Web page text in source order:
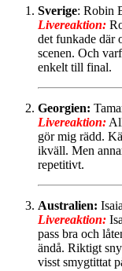
Sverige: Robin
Livereaktion:
det funkade där
scenen. Och
enkelt till final.
Georgien:
Livereaktion:
gör mig rädd.
ikväll. Men
repetitivt.
Australien:
Livereaktion:
pass bra och
ändå. Riktigt
visst smygtittat